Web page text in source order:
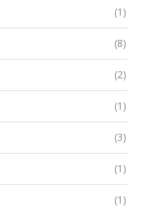
(1)
(8)
(2)
(1)
(3)
(1)
(1)